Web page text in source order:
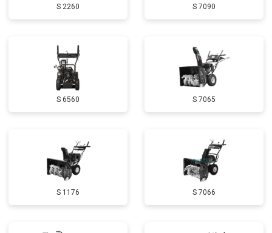
Полное ТО от 4900 ₽
Регулировка зазоров клапанов от 2800 ₽ Заказать
Замена свечей зажигания от 1820 ₽
Демонтаж-монтаж двигателя от 6400 ₽ Заказать
Ремонт сцепления Заказать
Установка комплекта прокладок
двигателя
от 5500 ₽ Заказать
двигателя и редуктора
от 2500 ₽
S 2260 S 7090
S 6560 S 7065
S 1176 S 7066